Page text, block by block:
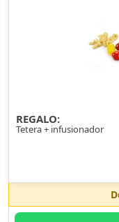
REGALO:
Tetera + infusionador